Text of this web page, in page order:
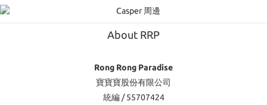
About RRP
Rong Rong Paradise
寶寶寶股份有限公司
統編 / 55707424